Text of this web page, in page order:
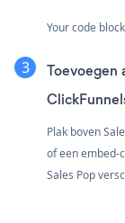
Your code
Plak boven
of een embed-
Sales Pop